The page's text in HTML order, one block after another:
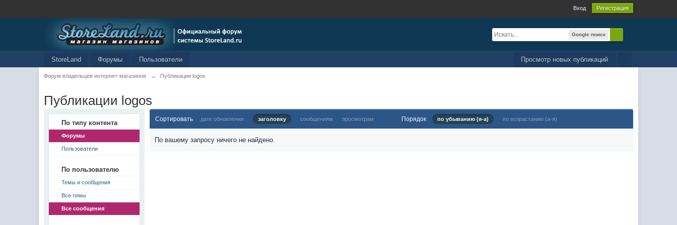
Вход Регистрация
Google поиск
Просмотр новых публикаций
StoreLand Форумы Пользователи
Форум владельцев интернет-магазинов → Публикации logos
Публикации logos
По типу контента
Форумы
Пользователи
По пользователю
Темы и сообщения
Все темы
Все сообщения
Сортировать дате обновления заголовку сообщениям просмотрам Порядок по убыванию (я-а) по возрастанию (а-я)
По вашему запросу ничего не найдено.